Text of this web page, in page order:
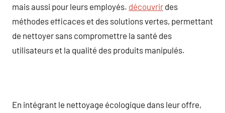
mais aussi pour leurs employés. découvrir des
méthodes efficaces et des solutions vertes, permettant
de nettoyer sans compromettre la santé des
utilisateurs et la qualité des produits manipulés.
En intégrant le nettoyage écologique dans leur offre,